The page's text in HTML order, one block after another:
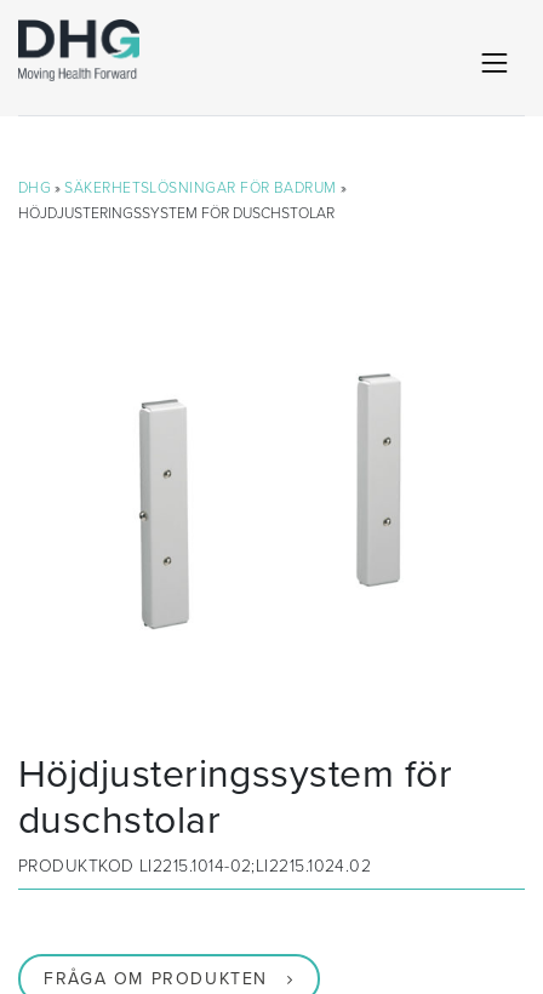
DHG »SÄKERHETSLÖSNINGAR FÖR BADRUM »
HÖJDJUSTERINGSSYSTEM FÖR DUSCHSTOLAR
Höjdjusteringssystem för
duschstolar
PRODUKTKOD LI2215.1014-02;LI2215.1024.02
FRÅGA OM PRODUKTEN